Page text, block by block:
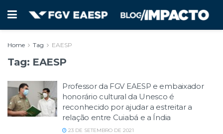
Home Tag EAESP
Tag: EAESP
Professor da FGV EAESP e embaixador
honorário cultural da Unesco é
reconhecido por ajudar a estreitar a
relação entre Cuiabá e a Índia
23 DE SETEMBRO DE 2021